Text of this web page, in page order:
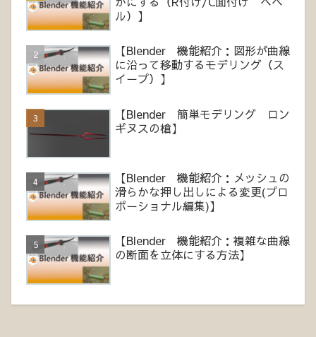
ル）】
【Blender 機能紹介：図形が曲線
に沿って移動するモデリング（ス
イープ）】
【Blender 簡単モデリング ロン
ギヌスの槍】
【Blender 機能紹介：メッシュの
滑らかな押し出しによる変更(プロ
ポーショナル編集)】
【Blender 機能紹介：複雑な曲線
の断面を立体にする方法】